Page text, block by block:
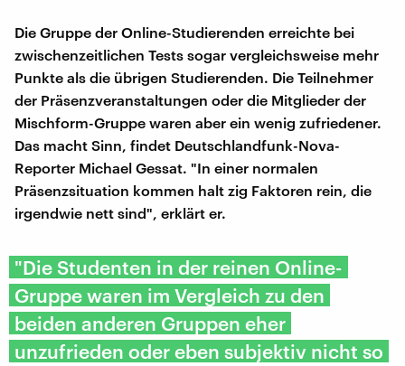
Die Gruppe der Online-Studierenden erreichte bei
zwischenzeitlichen Tests sogar vergleichsweise mehr
Punkte als die übrigen Studierenden. Die Teilnehmer
der Präsenzveranstaltungen oder die Mitglieder der
Mischform-Gruppe waren aber ein wenig zufriedener.
Das macht Sinn, findet Deutschlandfunk-Nova-
Reporter Michael Gessat. "In einer normalen
Präsenzsituation kommen halt zig Faktoren rein, die
irgendwie nett sind", erklärt er.
"Die Studenten in der reinen Online-
Gruppe waren im Vergleich zu den
beiden anderen Gruppen eher
unzufrieden oder eben subjektiv nicht so